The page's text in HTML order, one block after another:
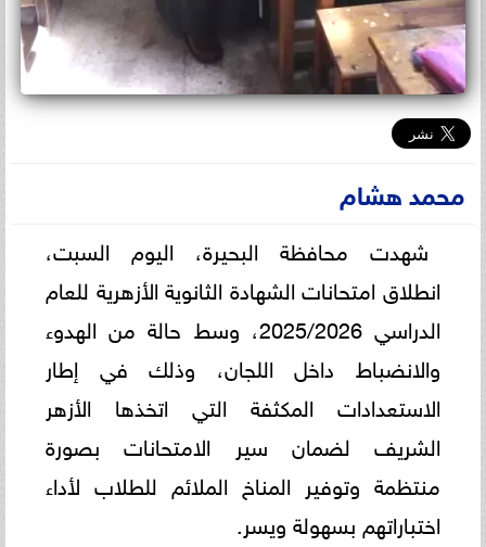
محمد هشام
شهدت محافظة البحيرة، اليوم السبت،
انطلاق امتحانات الشهادة الثانوية الأزهرية للعام
الدراسي 2025/2026، وسط حالة من الهدوء
والانضباط داخل اللجان، وذلك في إطار
الاستعدادات المكثفة التي اتخذها الأزهر
الشريف لضمان سير الامتحانات بصورة
منتظمة وتوفير المناخ الملائم للطلاب لأداء
اختباراتهم بسهولة ويسر.